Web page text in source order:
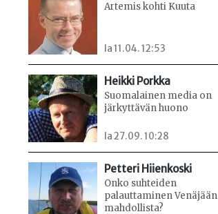
Artemis kohti Kuuta
la 11.04. 12:53
Heikki Porkka
Suomalainen media on
järkyttävän huono
la 27.09. 10:28
Petteri Hiienkoski
Onko suhteiden
palauttaminen Venäjään
mahdollista?